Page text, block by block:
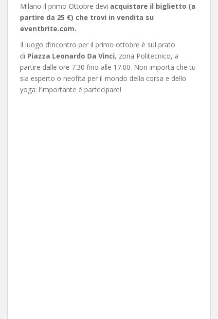
Milano il primo Ottobre devi acquistare il biglietto (a
partire da 25 €) che trovi in vendita su
eventbrite.com.
Il luogo d’incontro per il primo ottobre è sul prato
di Piazza Leonardo Da Vinci, zona Politecnico, a
partire dalle ore 7.30 fino alle 17.00. Non importa che tu
sia esperto o neofita per il mondo della corsa e dello
yoga: l’importante è partecipare!